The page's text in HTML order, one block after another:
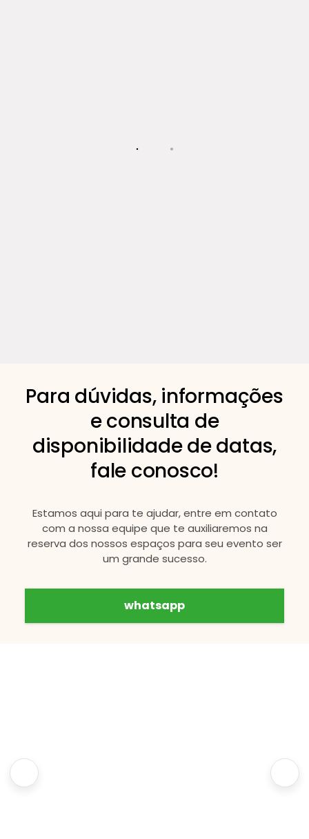
Para dúvidas, informações
e consulta de
disponibilidade de datas,
fale conosco!
Estamos aqui para te ajudar, entre em contato
com a nossa equipe que te auxiliaremos na
reserva dos nossos espaços para seu evento ser
um grande sucesso.
whatsapp